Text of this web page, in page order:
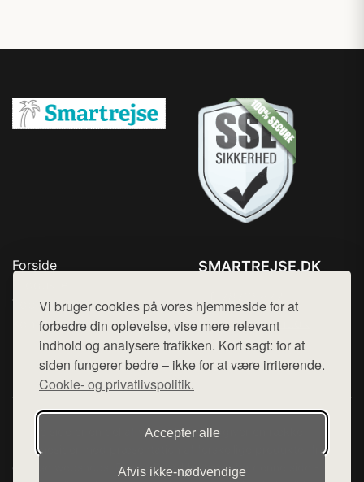
Vi bruger cookies på vores hjemmeside for at
forbedre din oplevelse, vise mere relevant
indhold og analysere trafikken. Kort sagt: for at
siden fungerer bedre – ikke for at være irriterende.
Cookie- og privatlivspolitik.
Accepter alle
Afvis ikke‑nødvendige
Forside
Top Rabatter
Kontakt
SMARTREJSE.DK
Mail: hej@want.dk
Cookie- og privatlivspolitik
Denne side er en del af want.dk, der udgiver en række
hjemmesider med præsentation af forskellige produkter fra
diverse webshops. Der sælges ikke varer fra denne side - vi